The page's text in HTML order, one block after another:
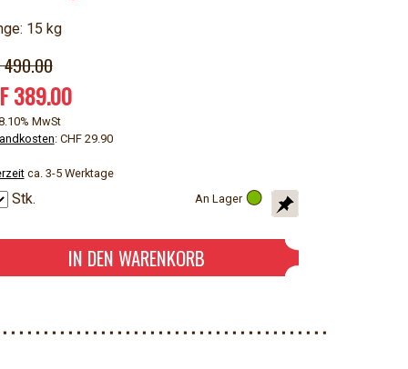
15 kg
490.00
389.00
MwSt
: CHF 29.90
ca. 3-5 Werktage
Stk. An Lager